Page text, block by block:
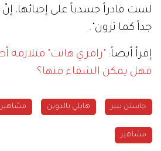
لست قادراً جسدياً على
جداً كما ترون".
إقرأ أيضاً: "رامزي هانت" متلازمة
فهل يمكن الشفاء منها؟
جاستن بيبر هايلي بالدوين مشاهير
مشاهير